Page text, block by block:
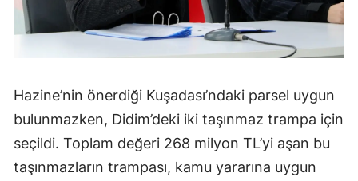
Hazine’nin önerdiği Kuşadası’ndaki parsel uygun
bulunmazken, Didim’deki iki taşınmaz trampa için
seçildi. Toplam değeri 268 milyon TL’yi aşan bu
taşınmazların trampası, kamu yararına uygun